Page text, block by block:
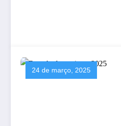
24 de março, 2025